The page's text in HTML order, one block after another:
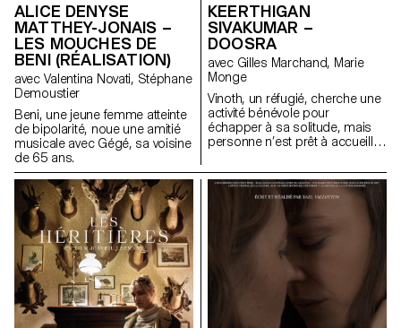
ALICE DENYSE
MATTHEY-JONAIS –
LES MOUCHES DE
BENI (RÉALISATION)
avec Valentina Novati, Stéphane
Demoustier
Beni, une jeune femme atteinte
de bipolarité, noue une amitié
musicale avec Gégé, sa voisine
de 65 ans.
KEERTHIGAN
SIVAKUMAR –
DOOSRA
avec Gilles Marchand, Marie
Monge
Vinoth, un réfugié, cherche une
activité bénévole pour
échapper à sa solitude, mais
personne n’est prêt à accueillir